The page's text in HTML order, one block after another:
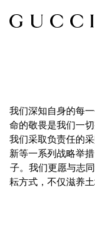
我们深知自身的每
命的敬畏是我们一
我们采取负责任的
新等一系列战略举
子。我们更愿与志
耘方式，不仅滋养